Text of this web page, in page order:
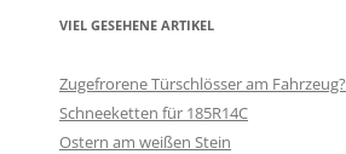
VIEL GESEHENE ARTIKEL
Zugefrorene Türschlösser am Fahrzeug?
Schneeketten für 185R14C
Ostern am weißen Stein